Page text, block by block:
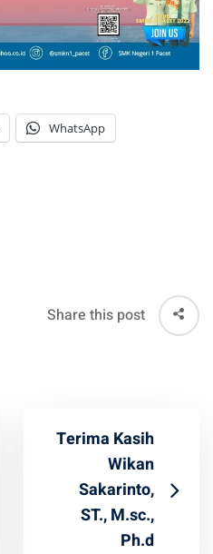
WhatsApp
Share this post
Terima Kasih
Wikan
Sakarinto,
ST., M.sc.,
Ph.d